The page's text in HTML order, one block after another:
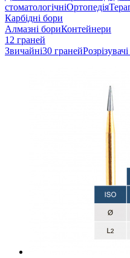
стоматологічніОртопедія
Карбідні бори
Алмазні бориКонтейнери
12 граней
Звичайні30 граней